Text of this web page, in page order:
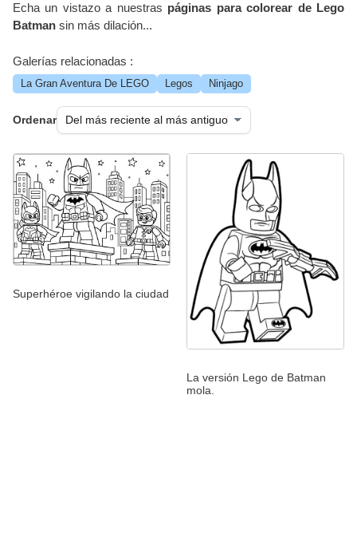
Echa un vistazo a nuestras páginas para colorear de Lego
Batman sin más dilación...
Galerías relacionadas :
La Gran Aventura De LEGO Legos Ninjago
Ordenar
Superhéroe vigilando la ciudad
La versión Lego de Batman
mola.